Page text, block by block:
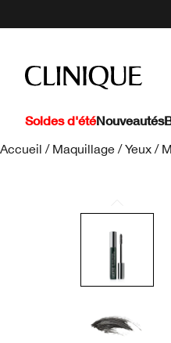
Soldes d'étéNouveautés
Accueil / Maquillage / Yeux /